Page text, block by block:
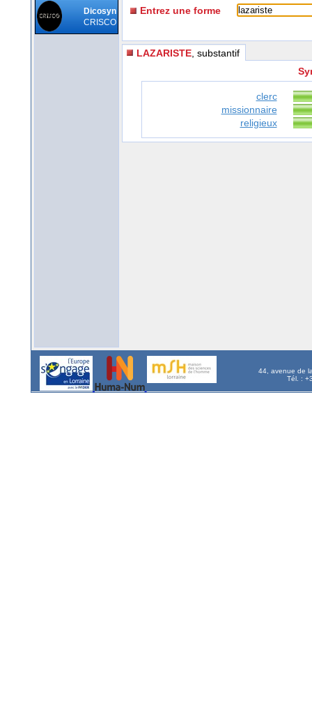
Dicosyn
CRISCO
Entrez une forme
LAZARISTE , substantif
clerc
missionnaire
religieux
44, avenue de
Tél. :